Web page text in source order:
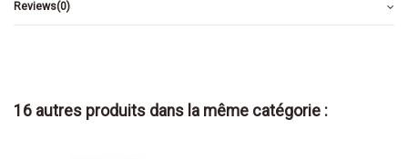
Reviews(0)
16 autres produits dans la même catégorie :